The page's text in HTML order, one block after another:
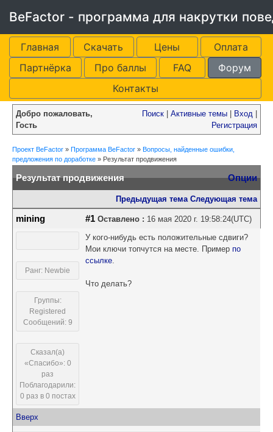
BeFactor - программа для накрутки
Главная Скачать Цены
Оплата
Партнёрка
Про баллы FAQ
Форум
Контакты
Добро пожаловать,
Гость
Поиск Активные темы Вход
Регистрация
Проект BeFactor » Программа BeFactor » Вопросы, найденные ошибки,
предложения по доработке » Результат продвижения
Результат продвижения Опции
Предыдущая тема Следующая тема
mining #1 Оставлено : 16 мая 2020 г. 19:58:24(UTC)
Ранг: Newbie
Группы:
Registered
Сообщений: 9
Сказал(а)
«Спасибо»: 0
раз
Поблагодарили:
0 раз в 0 постах
У кого-нибудь есть положительные сдвиги?
Мои ключи топчутся на месте. Пример по
ссылке.
Что делать?
Вверх